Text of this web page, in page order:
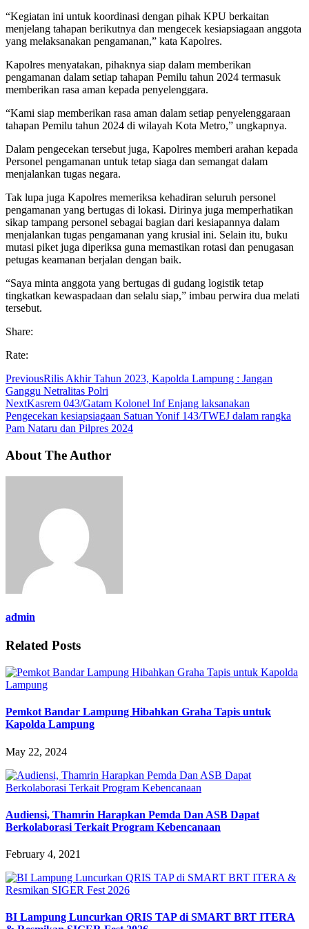
“Kegiatan ini untuk koordinasi dengan pihak KPU berkaitan
menjelang tahapan berikutnya dan mengecek kesiapsiagaan anggota
yang melaksanakan pengamanan,” kata Kapolres.
Kapolres menyatakan, pihaknya siap dalam memberikan
pengamanan dalam setiap tahapan Pemilu tahun 2024 termasuk
memberikan rasa aman kepada penyelenggara.
“Kami siap memberikan rasa aman dalam setiap penyelenggaraan
tahapan Pemilu tahun 2024 di wilayah Kota Metro,” ungkapnya.
Dalam pengecekan tersebut juga, Kapolres memberi arahan kepada
Personel pengamanan untuk tetap siaga dan semangat dalam
menjalankan tugas negara.
Tak lupa juga Kapolres memeriksa kehadiran seluruh personel
pengamanan yang bertugas di lokasi. Dirinya juga memperhatikan
sikap tampang personel sebagai bagian dari kesiapannya dalam
menjalankan tugas pengamanan yang krusial ini. Selain itu, buku
mutasi piket juga diperiksa guna memastikan rotasi dan penugasan
petugas keamanan berjalan dengan baik.
“Saya minta anggota yang bertugas di gudang logistik tetap
tingkatkan kewaspadaan dan selalu siap,” imbau perwira dua melati
tersebut.
Share:
Rate:
PreviousRilis Akhir Tahun 2023, Kapolda Lampung : Jangan
Ganggu Netralitas Polri
NextKasrem 043/Gatam Kolonel Inf Enjang laksanakan
Pengecekan kesiapsiagaan Satuan Yonif 143/TWEJ dalam rangka
Pam Nataru dan Pilpres 2024
About The Author
admin
Related Posts
Pemkot Bandar Lampung Hibahkan Graha Tapis untuk
Kapolda Lampung
May 22, 2024
Audiensi, Thamrin Harapkan Pemda Dan ASB Dapat
Berkolaborasi Terkait Program Kebencanaan
February 4, 2021
BI Lampung Luncurkan QRIS TAP di SMART BRT ITERA